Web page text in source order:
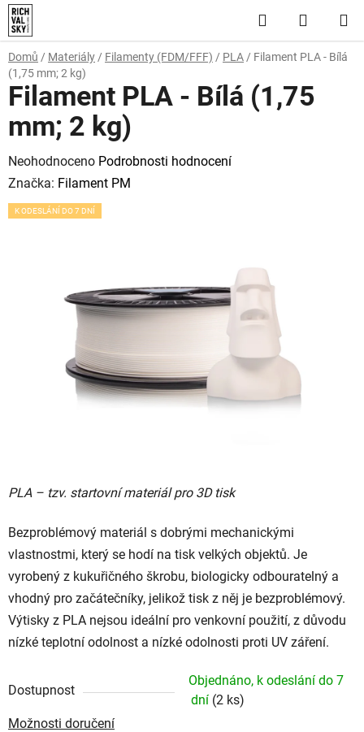
Přejít
na
obsah
Hledat
KOŠÍK
Domů / Materiály / Filamenty (FDM/FFF) / PLA / Filament PLA - Bílá
(1,75 mm; 2 kg)
PLA – tzv. startovní materiál pro 3D tisk
Bezproblémový materiál s dobrými mechanickými
vlastnostmi, který se hodí na tisk velkých objektů. Je
vyrobený z kukuřičného škrobu, biologicky odbouratelný a
vhodný pro začátečníky, jelikož tisk z něj je bezproblémový.
Výtisky z PLA nejsou ideální pro venkovní použití, z důvodu
nízké teplotní odolnost a nízké odolnosti proti UV záření.
Dostupnost
Objednáno, k odeslání do 7
dní (2 ks)
Možnosti doručení
Filament PLA - Bílá (1,75
mm; 2 kg)
Průměrné
hodnocení
produktu
Neohodnoceno Podrobnosti hodnocení
Značka: Filament PM
K ODESLÁNÍ DO 7 DNÍ